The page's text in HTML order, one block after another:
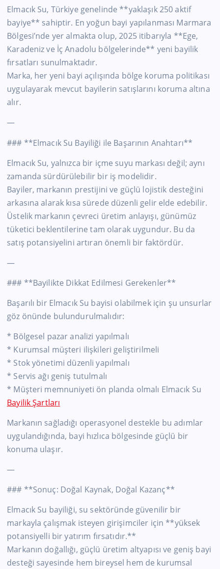
Elmacık Su, Türkiye genelinde **yaklaşık 250 aktif
bayiye** sahiptir. En yoğun bayi yapılanması Marmara
Bölgesi’nde yer almakta olup, 2025 itibarıyla **Ege,
Karadeniz ve İç Anadolu bölgelerinde** yeni bayilik
fırsatları sunulmaktadır.
Marka, her yeni bayi açılışında bölge koruma politikası
uygulayarak mevcut bayilerin satışlarını koruma altına
alır.
—
### **Elmacık Su Bayiliği ile Başarının Anahtarı**
Elmacık Su, yalnızca bir içme suyu markası değil; aynı
zamanda sürdürülebilir bir iş modelidir.
Bayiler, markanın prestijini ve güçlü lojistik desteğini
arkasına alarak kısa sürede düzenli gelir elde edebilir.
Üstelik markanın çevreci üretim anlayışı, günümüz
tüketici beklentilerine tam olarak uygundur. Bu da
satış potansiyelini artıran önemli bir faktördür.
—
### **Bayilikte Dikkat Edilmesi Gerekenler**
Başarılı bir Elmacık Su bayisi olabilmek için şu unsurlar
göz önünde bulundurulmalıdır:
* Bölgesel pazar analizi yapılmalı
* Kurumsal müşteri ilişkileri geliştirilmeli
* Stok yönetimi düzenli yapılmalı
* Servis ağı geniş tutulmalı
* Müşteri memnuniyeti ön planda olmalı Elmacık Su
Bayilik Şartları
Markanın sağladığı operasyonel destekle bu adımlar
uygulandığında, bayi hızlıca bölgesinde güçlü bir
konuma ulaşır.
—
### **Sonuç: Doğal Kaynak, Doğal Kazanç**
Elmacık Su bayiliği, su sektöründe güvenilir bir
markayla çalışmak isteyen girişimciler için **yüksek
potansiyelli bir yatırım fırsatıdır.**
Markanın doğallığı, güçlü üretim altyapısı ve geniş bayi
desteği sayesinde hem bireysel hem de kurumsal